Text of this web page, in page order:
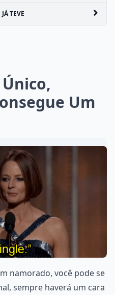
TEVE
Um
namorado, você pode se
sempre haverá um cara